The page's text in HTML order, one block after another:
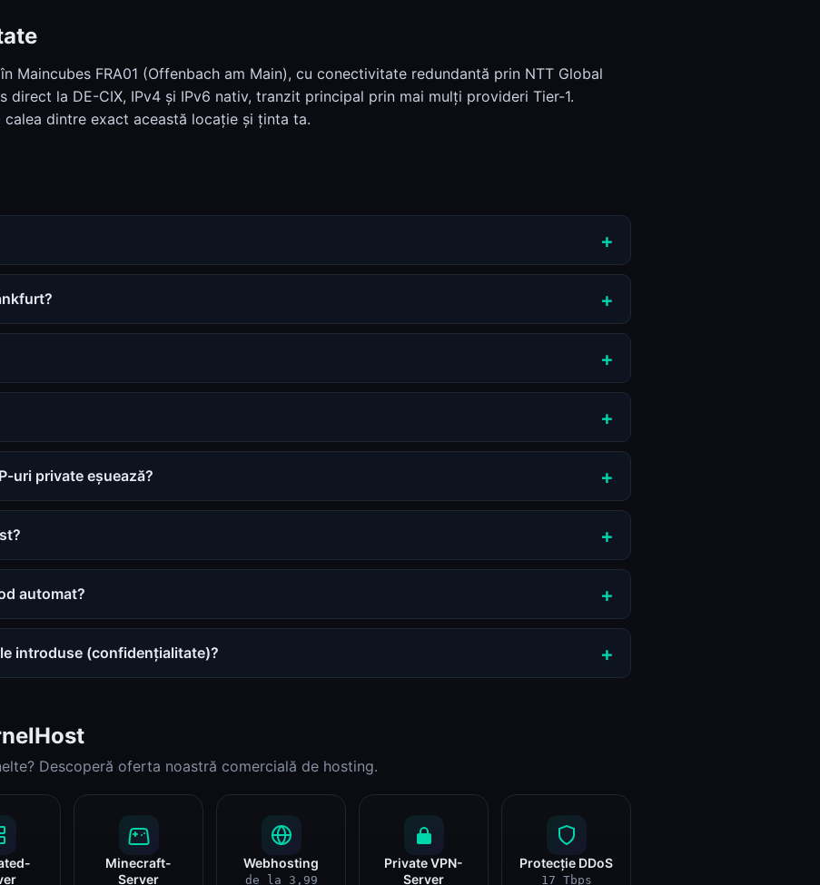
Maincubes FRA01 (Offenbach am Main), cu conectivitate redundantă prin NTT Global
direct la DE-CIX, IPv4 și IPv6 nativ, tranzit principal prin mai mulți provideri Tier-1.
dintre exact această locație și ținta ta.
uri private eșuează?
automat?
introduse (confidențialitate)?
Descoperă oferta noastră comercială de hosting.
Minecraft-
Server
Webhosting
de la 3,99
Private VPN-
Server
Protecție DDoS
17 Tbps